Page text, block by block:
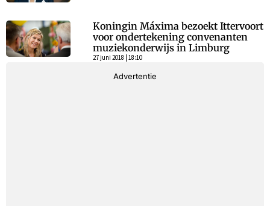
Koningin Máxima bezoekt Ittervoort
voor ondertekening convenanten
muziekonderwijs in Limburg
27 juni 2018 | 18:10
Advertentie